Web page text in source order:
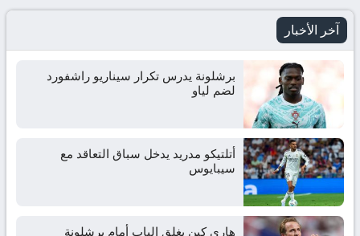
آخر الأخبار
برشلونة يدرس تكرار سيناريو راشفورد
لضم لياو
أتلتيكو مدريد يدخل سباق التعاقد مع
سيبايوس
هاري كين يغلق الباب أمام برشلونة